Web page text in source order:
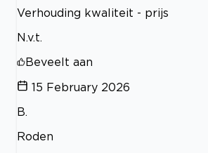
Verhouding kwaliteit - prijs
N.v.t.
Beveelt aan
15 February 2026
B.
Roden